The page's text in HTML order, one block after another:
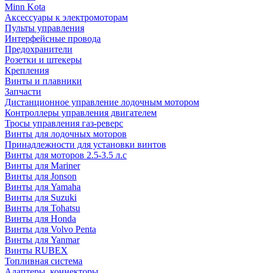
Minn Kota
Аксессуары к электромоторам
Пульты управления
Интерфейсные провода
Предохранители
Розетки и штекеры
Крепления
Винты и плавники
Запчасти
Дистанционное управление лодочным мотором
Контроллеры управления двигателем
Тросы управления газ-реверс
Винты для лодочных моторов
Принадлежности для установки винтов
Винты для моторов 2.5-3.5 л.с
Винты для Mariner
Винты для Jonson
Винты для Yamaha
Винты для Suzuki
Винты для Tohatsu
Винты для Honda
Винты для Volvo Penta
Винты для Yanmar
Винты RUBEX
Топливная система